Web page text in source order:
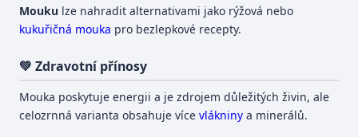
Mouku lze nahradit alternativami jako rýžová nebo
kukuřičná mouka pro bezlepkové recepty.
💚 Zdravotní přínosy
Mouka poskytuje energii a je zdrojem důležitých živin, ale
celozrnná varianta obsahuje vícevlákniny a minerálů.